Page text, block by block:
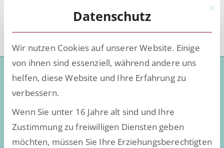
Technical User Training
Mit
Datenschutz
Wir nutzen Cookies auf unserer Website. Einige
von ihnen sind essenziell, während andere uns
helfen, diese Website und Ihre Erfahrung zu
verbessern.
Wenn Sie unter 16 Jahre alt sind und Ihre
Zustimmung zu freiwilligen Diensten geben
möchten, müssen Sie Ihre Erziehungsberechtigten